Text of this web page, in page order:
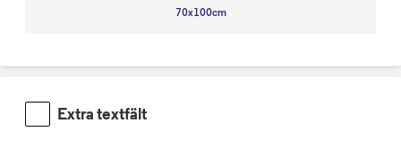
70x100cm
Extra textfält